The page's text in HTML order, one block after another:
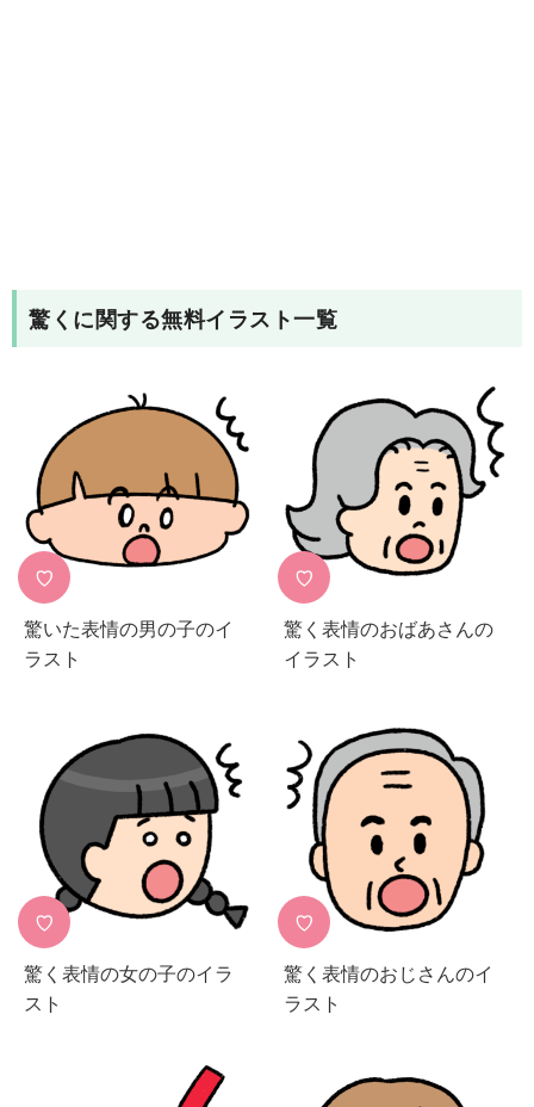
驚く に関する無料イラスト一覧
♡
驚いた表情の男の子のイ
ラスト
♡
驚く表情のおばあさんの
イラスト
♡
驚く表情の女の子のイラ
スト
♡
驚く表情のおじさんのイ
ラスト